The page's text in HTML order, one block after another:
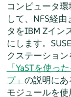
コンピュータ
して、NFS経
タをIBM Zイン
にします。
クステーション
「YaSTを使っ
プ」 の説明にあ
モジュールを使